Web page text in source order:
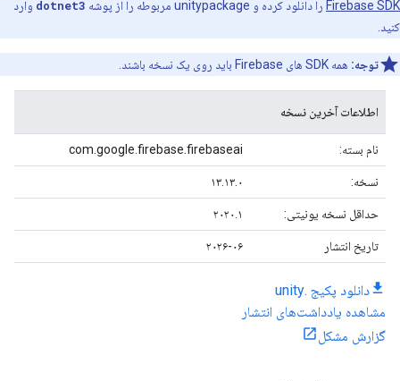
Firebase SDK را دانلود کرده و unitypackage مربوطه را از پوشه dotnet3 وارد
کنید.
توجه: همه SDK های Firebase باید روی یک نسخه باشند.
اطلاعات آخرین نسخه
نام بسته: com.google.firebase.firebaseai
نسخه: ۱۳.۱۳.۰
حداقل نسخه یونیتی: ۲۰۲۰.۱
تاریخ انتشار ۲۰۲۶-۰۶
دانلود پکیج .unity
مشاهده یادداشت‌های انتشار
گزارش مشکل